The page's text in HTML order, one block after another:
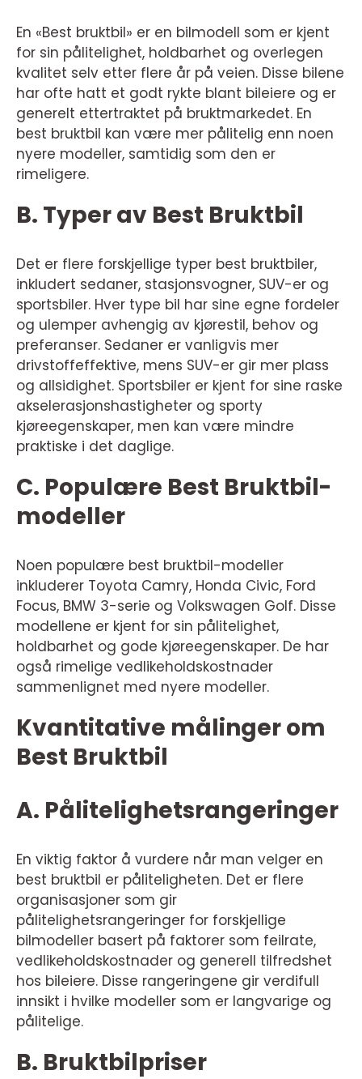
En «Best bruktbil» er en bilmodell som er kjent
for sin pålitelighet, holdbarhet og overlegen
kvalitet selv etter flere år på veien. Disse bilene
har ofte hatt et godt rykte blant bileiere og er
generelt ettertraktet på bruktmarkedet. En
best bruktbil kan være mer pålitelig enn noen
nyere modeller, samtidig som den er
rimeligere.
B. Typer av Best Bruktbil
Det er flere forskjellige typer best bruktbiler,
inkludert sedaner, stasjonsvogner, SUV-er og
sportsbiler. Hver type bil har sine egne fordeler
og ulemper avhengig av kjørestil, behov og
preferanser. Sedaner er vanligvis mer
drivstoffeffektive, mens SUV-er gir mer plass
og allsidighet. Sportsbiler er kjent for sine raske
akselerasjonshastigheter og sporty
kjøreegenskaper, men kan være mindre
praktiske i det daglige.
C. Populære Best Bruktbil-
modeller
Noen populære best bruktbil-modeller
inkluderer Toyota Camry, Honda Civic, Ford
Focus, BMW 3-serie og Volkswagen Golf. Disse
modellene er kjent for sin pålitelighet,
holdbarhet og gode kjøreegenskaper. De har
også rimelige vedlikeholdskostnader
sammenlignet med nyere modeller.
Kvantitative målinger om
Best Bruktbil
A. Pålitelighetsrangeringer
En viktig faktor å vurdere når man velger en
best bruktbil er påliteligheten. Det er flere
organisasjoner som gir
pålitelighetsrangeringer for forskjellige
bilmodeller basert på faktorer som feilrate,
vedlikeholdskostnader og generell tilfredshet
hos bileiere. Disse rangeringene gir verdifull
innsikt i hvilke modeller som er langvarige og
pålitelige.
B. Bruktbilpriser